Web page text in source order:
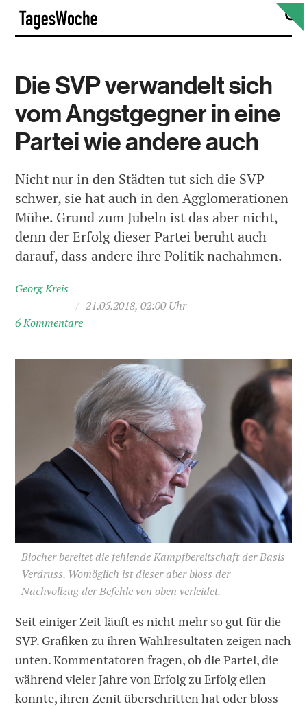
Skip
content
Die SVP verwandelt sich
vom Angstgegner in eine
Partei wie andere auch
Nicht nur in den Städten tut sich die SVP
schwer, sie hat auch in den Agglomerationen
Mühe. Grund zum Jubeln ist das aber nicht,
denn der Erfolg dieser Partei beruht auch
darauf, dass andere ihre Politik nachahmen.
Georg Kreis
/ 21.05.2018, 02:00 Uhr
6 Kommentare
Blocher bereitet die fehlende Kampfbereitschaft der Basis
Verdruss. Womöglich ist dieser aber bloss der
Nachvollzug der Befehle von oben verleidet.
Seit einiger Zeit läuft es nicht mehr so gut für die
SVP. Grafiken zu ihren Wahlresultaten zeigen nach
unten. Kommentatoren fragen, ob die Partei, die
während vieler Jahre von Erfolg zu Erfolg eilen
konnte, ihren Zenit überschritten hat oder bloss